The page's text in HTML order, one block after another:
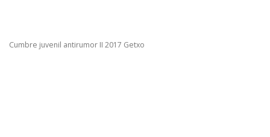
Cumbre juvenil antirumor II 2017 Getxo